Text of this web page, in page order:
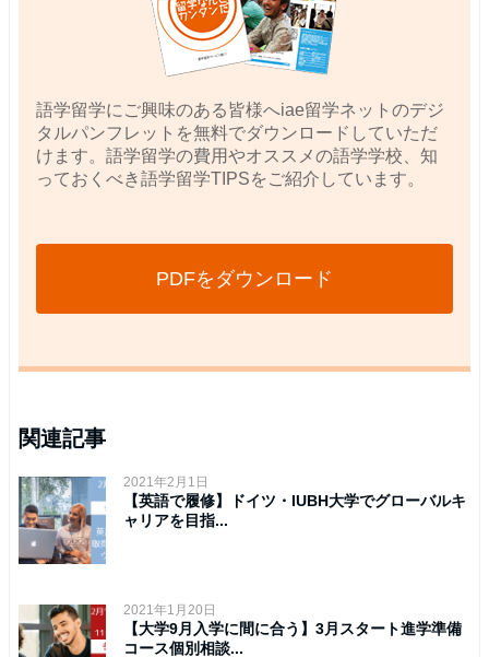
語学留学にご興味のある皆様へiae留学ネットのデジ
タルパンフレットを無料でダウンロードしていただ
けます。語学留学の費用やオススメの語学学校、知
っておくべき語学留学TIPSをご紹介しています。
PDFをダウンロード
関連記事
2021年2月1日
【英語で履修】ドイツ・IUBH大学でグローバルキ
ャリアを目指...
2021年1月20日
【大学9月入学に間に合う】3月スタート進学準備
コース個別相談...